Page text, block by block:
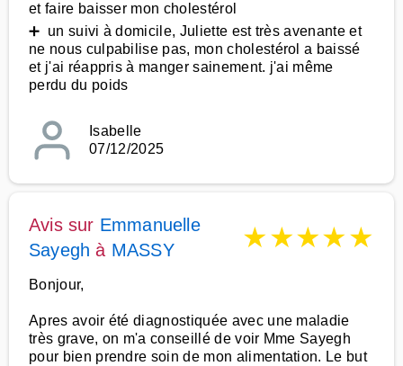
et faire baisser mon cholestérol
➕ un suivi à domicile, Juliette est très avenante et
ne nous culpabilise pas, mon cholestérol a baissé
et j'ai réappris à manger sainement. j'ai même
perdu du poids
Isabelle
07/12/2025
Avis sur Emmanuelle
Sayegh à MASSY ★★★★★
Bonjour,
Apres avoir été diagnostiquée avec une maladie
très grave, on m'a conseillé de voir Mme Sayegh
pour bien prendre soin de mon alimentation. Le but